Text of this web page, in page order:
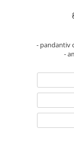
Coliere
Coliere
Lănțișoare cu
Lănțișoare cu Cruce
Lănțișoare cu Stea
- pandantiv
-